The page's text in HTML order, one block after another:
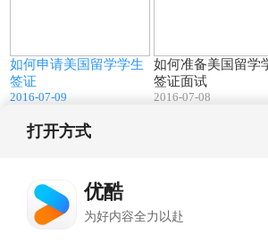
如何申请美国留学学生
签证
2016-07-09
如何准备美国留学
签证面试
2016-07-08
打开方式
优酷
为好内容全力以赴